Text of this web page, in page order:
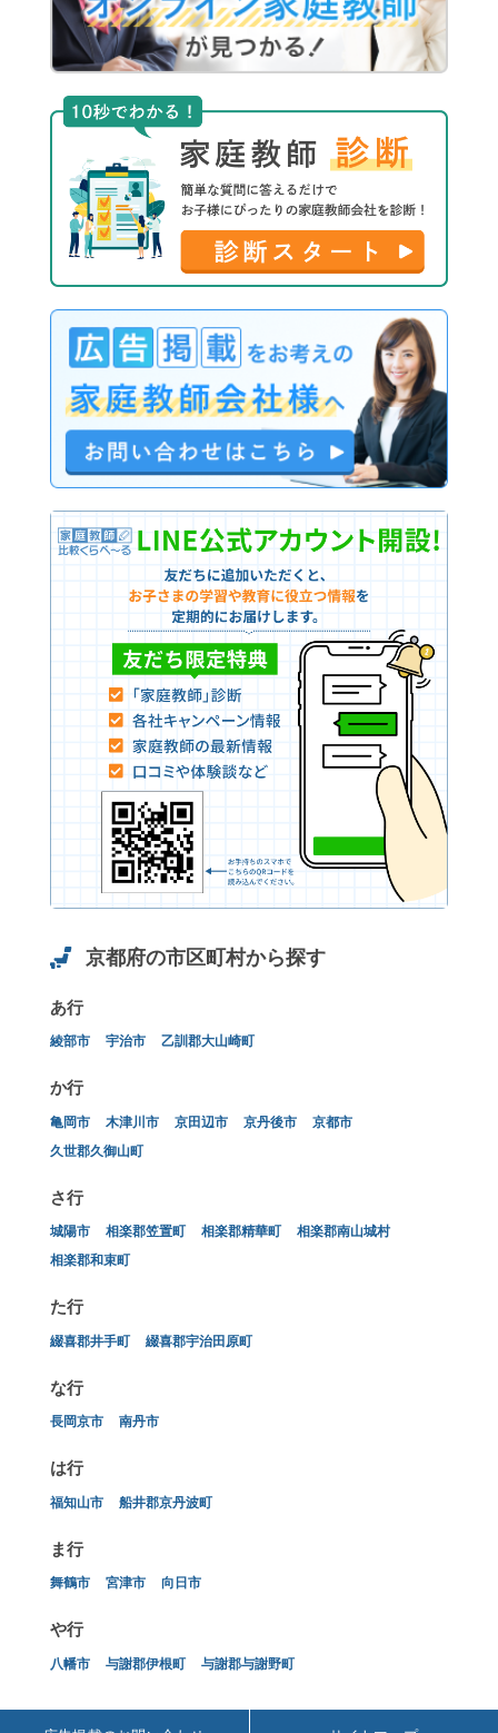
京都府の市区町村から探す
あ行
綾部市 宇治市 乙訓郡大山崎町
か行
亀岡市 木津川市 京田辺市 京丹後市
京都市
久世郡久御山町
さ行
城陽市 相楽郡笠置町 相楽郡精華町
相楽郡南山城村
相楽郡和束町
た行
綴喜郡井手町 綴喜郡宇治田原町
な行
長岡京市 南丹市
は行
福知山市 船井郡京丹波町
ま行
舞鶴市 宮津市 向日市
や行
八幡市 与謝郡伊根町 与謝郡与謝野町